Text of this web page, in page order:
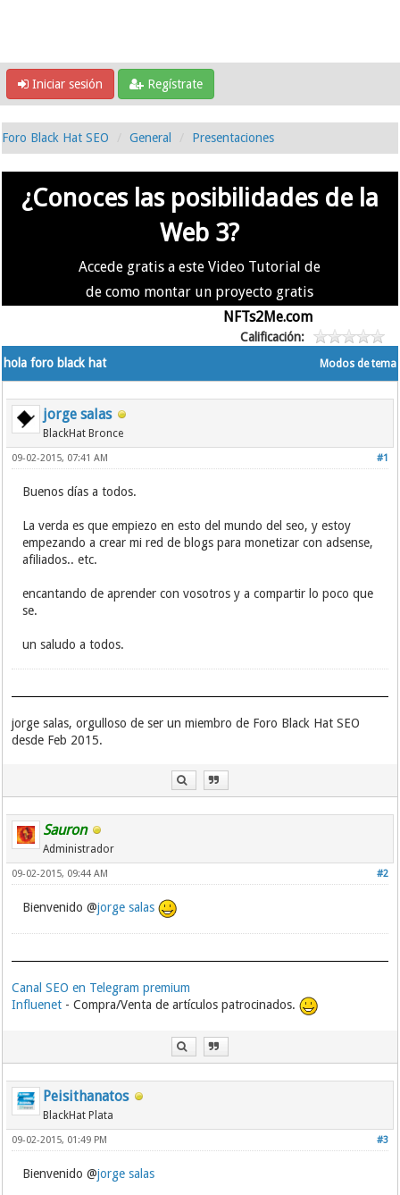
Iniciar sesión Regístrate
Foro Black Hat SEO General Presentaciones
¿Conoces las posibilidades de la
Web 3?
Accede gratis a este Video Tutorial de
de como montar un proyecto gratis
NFTs2Me.com
Calificación:
Modos de tema
hola foro black hat
jorge salas
BlackHat Bronce
#1
09-02-2015, 07:41 AM
Buenos días a todos.
La verda es que empiezo en esto del mundo del seo, y estoy
empezando a crear mi red de blogs para monetizar con adsense,
afiliados.. etc.
encantando de aprender con vosotros y a compartir lo poco que
se.
un saludo a todos.
jorge salas, orgulloso de ser un miembro de Foro Black Hat SEO
desde Feb 2015.
Sauron
Administrador
#2
09-02-2015, 09:44 AM
Bienvenido @jorge salas
Canal SEO en Telegram premium
Influenet - Compra/Venta de artículos patrocinados.
Peisithanatos
BlackHat Plata
#3
09-02-2015, 01:49 PM
Bienvenido @jorge salas